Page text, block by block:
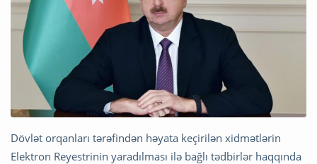
Dövlət orqanları tərəfindən həyata keçirilən xidmətlərin
Elektron Reyestrinin yaradılması ilə bağlı tədbirlər haqqında